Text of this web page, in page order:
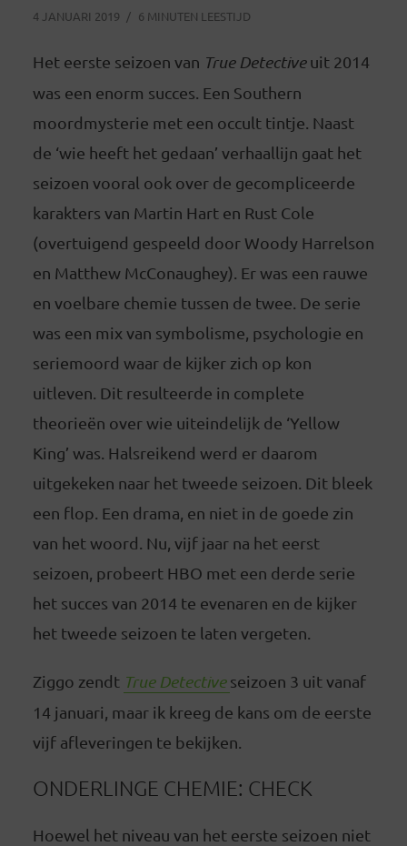
4 JANUARI 2019
6 MINUTEN LEESTIJD
Het eerste seizoen van True Detectiveuit 2014
was een enorm succes. Een Southern
moordmysterie met een occult tintje. Naast
de ‘wie heeft het gedaan’ verhaallijn gaat het
seizoen vooral ook over de gecompliceerde
karakters van Martin Hart en Rust Cole
(overtuigend gespeeld door Woody Harrelson
en Matthew McConaughey). Er was een rauwe
en voelbare chemie tussen de twee. De serie
was een mix van symbolisme, psychologie en
seriemoord waar de kijker zich op kon
uitleven. Dit resulteerde in complete
theorieën over wie uiteindelijk de ‘Yellow
King’ was. Halsreikend werd er daarom
uitgekeken naar het tweede seizoen. Dit bleek
een flop. Een drama, en niet in de goede zin
van het woord. Nu, vijf jaar na het eerst
seizoen, probeert HBO met een derde serie
het succes van 2014 te evenaren en de kijker
het tweede seizoen te laten vergeten.
Ziggo zendt True Detective seizoen 3 uit vanaf
14 januari, maar ik kreeg de kans om de eerste
vijf afleveringen te bekijken.
ONDERLINGE CHEMIE: CHECK
Hoewel het niveau van het eerste seizoen niet